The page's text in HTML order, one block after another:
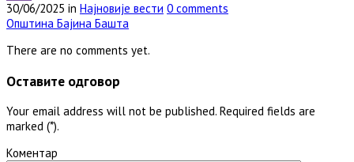
Link
Viber
30/06/2025 in Најновије вести 0 comments
Општина Бајина Башта
There are no comments yet.
Оставите одговор
Your email address will not be published. Required fields are
marked (*).
Коментар